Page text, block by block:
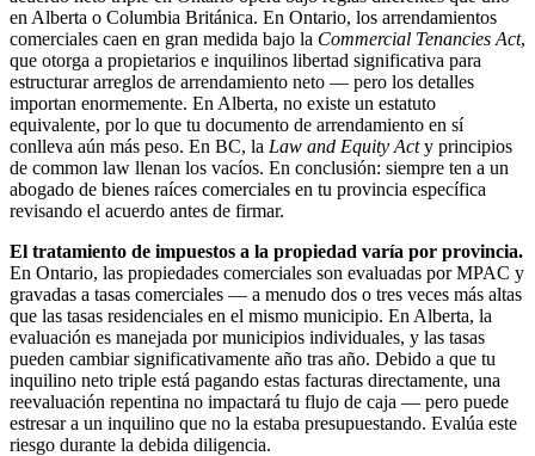
en Alberta o Columbia Británica. En Ontario, los arrendamientos
comerciales caen en gran medida bajo la Commercial Tenancies Act,
que otorga a propietarios e inquilinos libertad significativa para
estructurar arreglos de arrendamiento neto — pero los detalles
importan enormemente. En Alberta, no existe un estatuto
equivalente, por lo que tu documento de arrendamiento en sí
conlleva aún más peso. En BC, la Law and Equity Acty principios
de common law llenan los vacíos. En conclusión: siempre ten a un
abogado de bienes raíces comerciales en tu provincia específica
revisando el acuerdo antes de firmar.
El tratamiento de impuestos a la propiedad varía por provincia.
En Ontario, las propiedades comerciales son evaluadas por MPAC y
gravadas a tasas comerciales — a menudo dos o tres veces más altas
que las tasas residenciales en el mismo municipio. En Alberta, la
evaluación es manejada por municipios individuales, y las tasas
pueden cambiar significativamente año tras año. Debido a que tu
inquilino neto triple está pagando estas facturas directamente, una
reevaluación repentina no impactará tu flujo de caja — pero puede
estresar a un inquilino que no la estaba presupuestando. Evalúa este
riesgo durante la debida diligencia.